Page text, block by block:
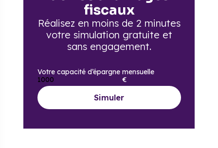
fiscaux
Réalisez en moins de 2 minutes
votre simulation gratuite et
sans engagement.
Votre capacité d’épargne mensuelle
€
Simuler